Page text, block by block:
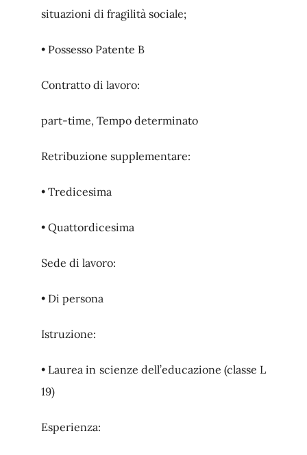
situazioni di fragilità sociale;
• Possesso Patente B
Contratto di lavoro:
part-time, Tempo determinato
Retribuzione supplementare:
• Tredicesima
• Quattordicesima
Sede di lavoro:
• Di persona
Istruzione:
• Laurea in scienze dell’educazione (classe L
19)
Esperienza: